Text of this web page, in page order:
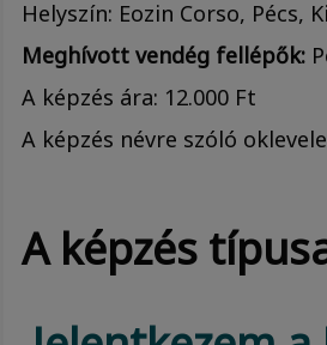
Helyszín: Eozin Corso, Pécs,
Meghívott vendég fellépők:
A képzés ára:​ 12.000 Ft
A képzés névre szóló
A képzés